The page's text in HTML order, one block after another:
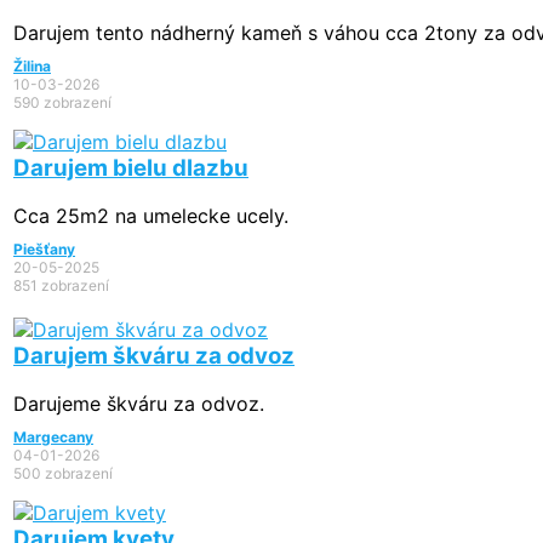
Darujem tento nádherný kameň s váhou cca 2tony za
Žilina
10-03-2026
590 zobrazení
Darujem bielu dlazbu
Cca 25m2 na umelecke ucely.
Piešťany
20-05-2025
851 zobrazení
Darujem škváru za odvoz
Darujeme škváru za odvoz.
Margecany
04-01-2026
500 zobrazení